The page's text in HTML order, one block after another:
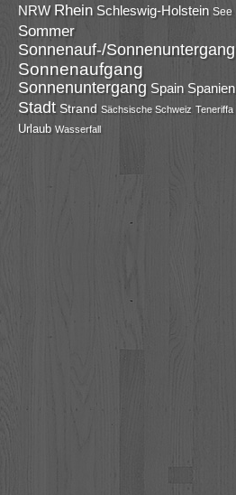
NRW Rhein Schleswig-Holstein See
Sommer
Sonnenauf-/Sonnenuntergang
Sonnenaufgang
Sonnenuntergang Spain Spanien
Stadt Strand Sächsische Schweiz Teneriffa
Urlaub Wasserfall